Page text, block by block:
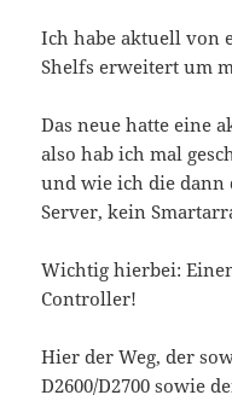
Ich habe aktuell von
Shelfs erweitert um
Das neue hatte eine
also hab ich mal
und wie ich die dann
Server, kein
Wichtig hierbei:
Controller!
Hier der Weg, der
D2600/D2700 sowie